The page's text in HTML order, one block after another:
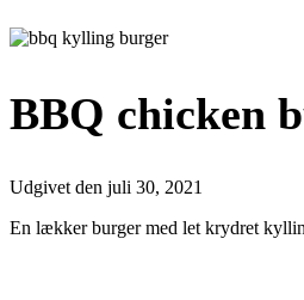
BBQ chicken
Udgivet den juli 30, 2021
En lækker burger med let krydret